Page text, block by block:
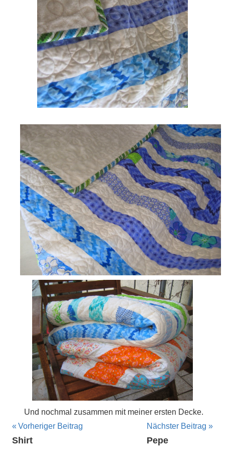
Und nochmal zusammen mit meiner ersten Decke.
Beitragsnavigation
Vorheriger Beitrag
Shirt
Nächster Beitrag
Pepe